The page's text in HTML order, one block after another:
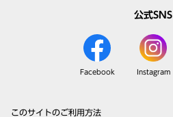
公式SNS
Facebook Instagram
このサイトのご利用方法